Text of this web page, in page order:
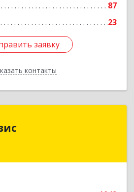
87
23
заявку
контакты
заявку
Назад
Респ, Уфа г, Менделеева